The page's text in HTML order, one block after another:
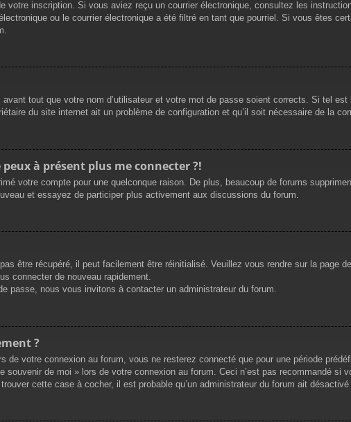
votre inscription. Si vous aviez reçu un courrier électronique, consultez les
ou le courrier électronique a été filtré en tant que pourriel. Si vous êtes
tout que votre nom d’utilisateur et votre mot de passe soient corrects. Si tel
du site internet ait un problème de configuration et qu’il soit nécessaire de la
à présent plus me connecter ?!
votre compte pour une quelconque raison. De plus, beaucoup de forums
et essayez de participer plus activement aux discussions du forum.
être récupéré, il peut facilement être réinitialisé. Veuillez vous rendre sur la page
connecter de nouveau rapidement.
passe, nous vous invitons à contacter un administrateur du forum.
?
votre connexion au forum, vous ne resterez connecté que pour une période
de moi » lors de votre connexion au forum. Ceci n’est pas recommandé si
cette case à cocher, il est probable qu’un administrateur du forum ait